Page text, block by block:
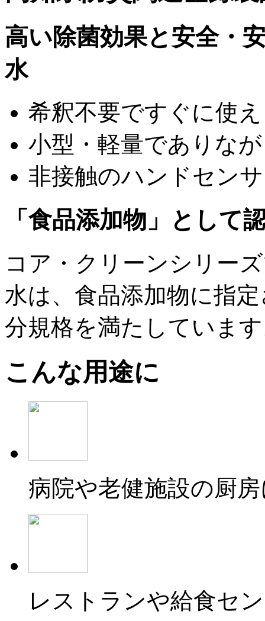
高い除菌効果と安全・
水
希釈不要ですぐに使
小型・軽量でありな
非接触のハンドセン
「食品添加物」として
コア・クリーンシリー
水は、食品添加物に指
分規格を満たしていま
こんな用途に
病院や老健施設の厨
レストランや給食セ